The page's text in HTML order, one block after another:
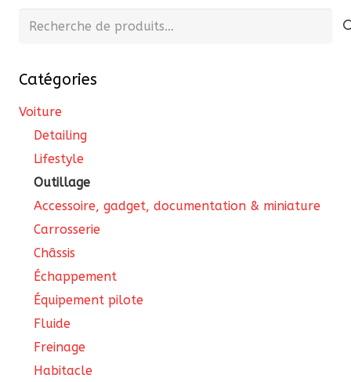
Recherche
Catégories
Voiture
Detailing
Lifestyle
Outillage
Accessoire, gadget, documentation & miniature
Carrosserie
Châssis
Échappement
Équipement pilote
Fluide
Freinage
Habitacle